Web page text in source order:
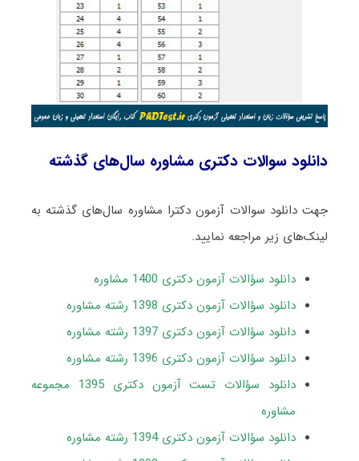
دانلود سوالات دکتری مشاوره سال‌های گذشته
جهت دانلود سوالات آزمون دکترا مشاوره سال‌های گذشته به
لینک‌های زیر مراجعه نمایید.
دانلود سؤالات آزمون دکتری 1400 مشاوره
دانلود سؤالات آزمون دکتری 1398 رشته مشاوره
دانلود سؤالات آزمون دکتری 1397 رشته مشاوره
دانلود سؤالات آزمون دکتری 1396 رشته مشاوره
دانلود سؤالات تست آزمون دکتری 1395 مجموعه
مشاوره
دانلود سؤالات آزمون دکتری 1394 رشته مشاوره